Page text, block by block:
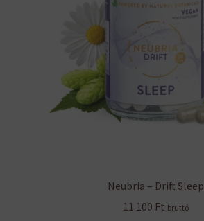
Neubria – Drift Sleep
11 100 Ft bruttó